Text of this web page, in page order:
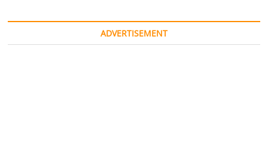
ADVERTISEMENT